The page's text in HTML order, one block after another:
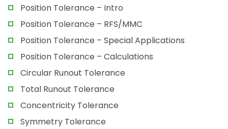
Position Tolerance – Intro
Position Tolerance – RFS/MMC
Position Tolerance – Special Applications
Position Tolerance – Calculations
Circular Runout Tolerance
Total Runout Tolerance
Concentricity Tolerance
Symmetry Tolerance